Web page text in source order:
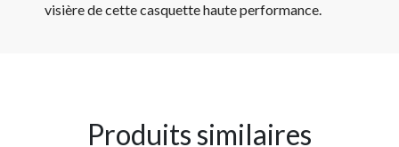
visière de cette casquette haute performance.
Produits similaires